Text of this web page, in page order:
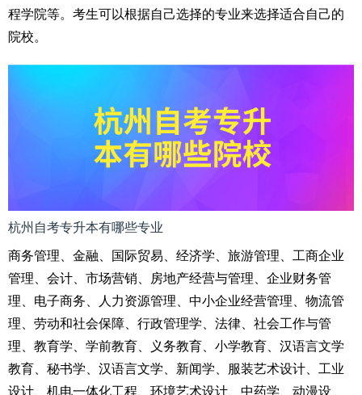
程学院等。考生可以根据自己选择的专业来选择适合自己的
院校。
杭州自考专升本有哪些专业
商务管理、金融、国际贸易、经济学、旅游管理、工商企业
管理、会计、市场营销、房地产经营与管理、企业财务管
理、电子商务、人力资源管理、中小企业经营管理、物流管
理、劳动和社会保障、行政管理学、法律、社会工作与管
理、教育学、学前教育、义务教育、小学教育、汉语言文学
教育、秘书学、汉语言文学、新闻学、服装艺术设计、工业
设计、机电一体化工程、环境艺术设计、中药学、动漫设